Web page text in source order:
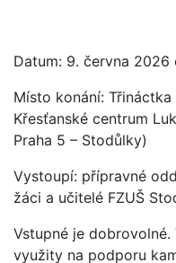
Datum: 9. června 2026
Místo konání:
Křesťanské centrum
Praha 5 – Stodůlky)
Vystoupí: přípravné
žáci a učitelé FZUŠ
Vstupné je
využity na podporu